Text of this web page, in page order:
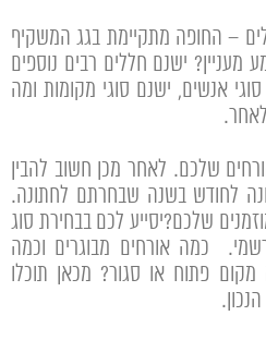
– החופה מתקיימת בגג המשקיף
ישנם חללים רבים נוספים
אנשים, ישנם סוגי מקומות ומה
שלכם. לאחר מכן חשוב להבין
לחודש בשנה שבחרתם לחתונה.
שלכם?יסייע לכם בבחירת סוג
כמה אורחים מבוגרים וכמה
פתוח או סגור? מכאן תוכלו